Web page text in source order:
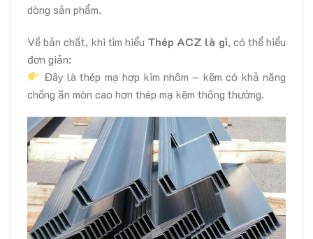
dòng sản phẩm.
Về bản chất, khi tìm hiểu Thép ACZ là gì, có thể hiểu
đơn giản:
Đây là thép mạ hợp kim nhôm – kẽm có khả năng
chống ăn mòn cao hơn thép mạ kẽm thông thường.